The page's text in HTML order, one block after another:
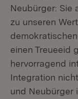
Neubürger: Sie
zu unseren
einen Treueeid
hervorragend
Integration
und Neubürger